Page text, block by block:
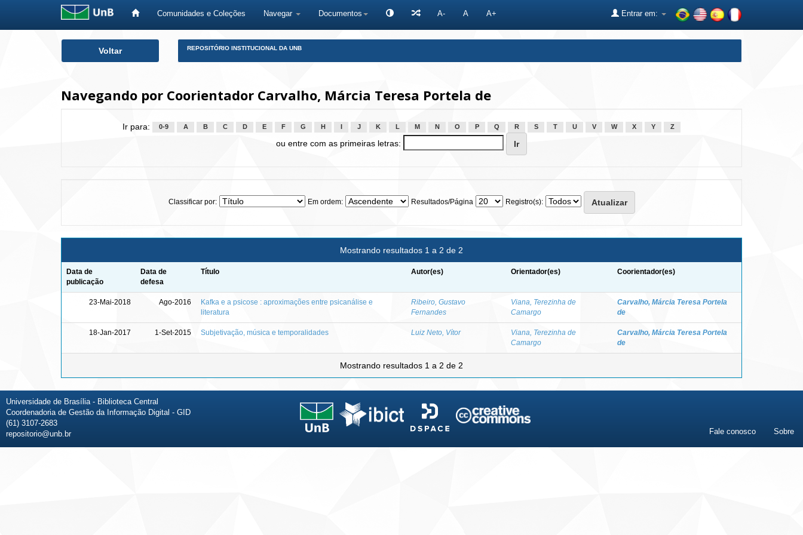
Comunidades e Coleções Navegar Documentos A- A A+ Entrar em:
Voltar REPOSITÓRIO INSTITUCIONAL DA UNB
Navegando por Coorientador Carvalho, Márcia Teresa Portela de
Ir para: 0-9 A B C D E F G H J K L M N O P Q R S T U V W X Y Z
ou entre com as primeiras letras:
Classificar por: Em ordem: Resultados/Página Registro(s):
Mostrando resultados 1 a 2 de 2
Data de
publicação
Data de
defesa
Título Autor(es) Orientador(es) Coorientador(es)
23-Mai-2018 Ago-2016
Kafka e a psicose : aproximações entre psicanálise e
literatura
Ribeiro, Gustavo
Fernandes
Viana, Terezinha de
Camargo
Carvalho, Márcia Teresa Portela
de
18-Jan-2017 1-Set-2015 Subjetivação, música e temporalidades Luiz Neto, Vítor
Viana, Terezinha de
Camargo
Carvalho, Márcia Teresa Portela
de
Mostrando resultados 1 a 2 de 2
Universidade de Brasília - Biblioteca Central
Coordenadoria de Gestão da Informação Digital - GID
(61) 3107-2683
repositorio@unb.br
Fale conosco Sobre